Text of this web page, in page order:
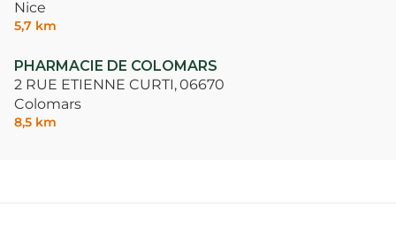
Nice
5,7 km
PHARMACIE DE COLOMARS
2 RUE ETIENNE CURTI,06670
Colomars
8,5 km